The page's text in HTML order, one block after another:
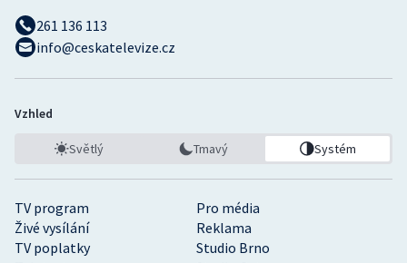
TV program
Pro média
Živé vysílání
Reklama
TV poplatky
Studio Brno
261 136 113
info@ceskatelevize.cz
Vzhled
Světlý Tmavý Systém